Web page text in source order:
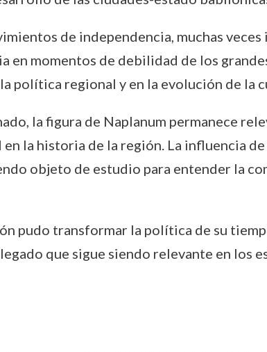
de independencia, muchas
momentos de debilidad de los
política regional y en la evolución de la
la figura de Naplanum permanece
la historia de la región. La influencia
objeto de estudio para entender la
pudo transformar la política de su
que sigue siendo relevante en los